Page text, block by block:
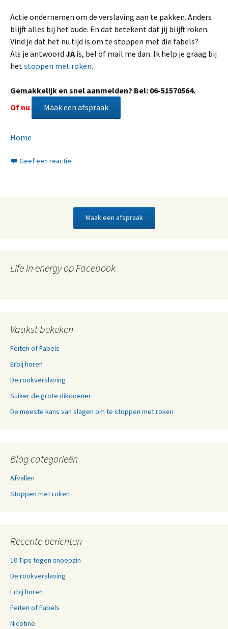
Actie ondernemen om de verslaving aan te pakken. Anders
blijft alles bij het oude. En dat betekent dat jij blijft roken.
Vind je dat het nu tijd is om te stoppen met die fabels?
Als je antwoord JAis, bel of mail me dan. Ik help je graag bij
hetstoppen met roken.
Gemakkelijk en snel aanmelden? Bel: 06-51570564.
Of nu
Maak een afspraak
Home
Geef een reactie
Maak een afspraak
Life in energy op Facebook
Vaakst bekeken
Feiten of Fabels
Erbij horen
De rookverslaving
Suiker de grote dikdoener
De meeste kans van slagen om te stoppen met roken
Blog categorieën
Afvallen
Stoppen met roken
Recente berichten
10 Tips tegen snoepzin
De rookverslaving
Erbij horen
Feiten of Fabels
Nicotine